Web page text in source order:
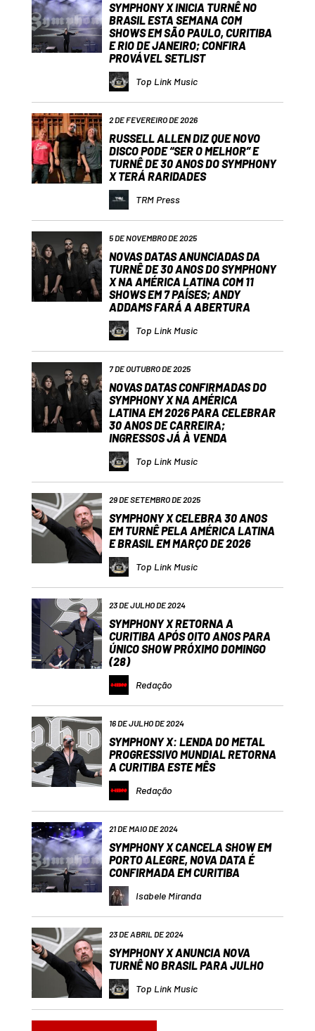
SYMPHONY X INICIA TURNÊ NO
BRASIL ESTA SEMANA COM
SHOWS EM SÃO PAULO, CURITIBA
E RIO DE JANEIRO; CONFIRA
PROVÁVEL SETLIST
Top Link Music
2 DE FEVEREIRO DE 2026
RUSSELL ALLEN DIZ QUE NOVO
DISCO PODE “SER O MELHOR” E
TURNÊ DE 30 ANOS DO SYMPHONY
X TERÁ RARIDADES
TRM Press
5 DE NOVEMBRO DE 2025
NOVAS DATAS ANUNCIADAS DA
TURNÊ DE 30 ANOS DO SYMPHONY
X NA AMÉRICA LATINA COM 11
SHOWS EM 7 PAÍSES; ANDY
ADDAMS FARÁ A ABERTURA
Top Link Music
7 DE OUTUBRO DE 2025
NOVAS DATAS CONFIRMADAS DO
SYMPHONY X NA AMÉRICA
LATINA EM 2026 PARA CELEBRAR
30 ANOS DE CARREIRA;
INGRESSOS JÁ À VENDA
Top Link Music
29 DE SETEMBRO DE 2025
SYMPHONY X CELEBRA 30 ANOS
EM TURNÊ PELA AMÉRICA LATINA
E BRASIL EM MARÇO DE 2026
Top Link Music
23 DE JULHO DE 2024
SYMPHONY X RETORNA A
CURITIBA APÓS OITO ANOS PARA
ÚNICO SHOW PRÓXIMO DOMINGO
(28)
Redação
16 DE JULHO DE 2024
SYMPHONY X: LENDA DO METAL
PROGRESSIVO MUNDIAL RETORNA
A CURITIBA ESTE MÊS
Redação
21 DE MAIO DE 2024
SYMPHONY X CANCELA SHOW EM
PORTO ALEGRE, NOVA DATA É
CONFIRMADA EM CURITIBA
Isabele Miranda
23 DE ABRIL DE 2024
SYMPHONY X ANUNCIA NOVA
TURNÊ NO BRASIL PARA JULHO
Top Link Music